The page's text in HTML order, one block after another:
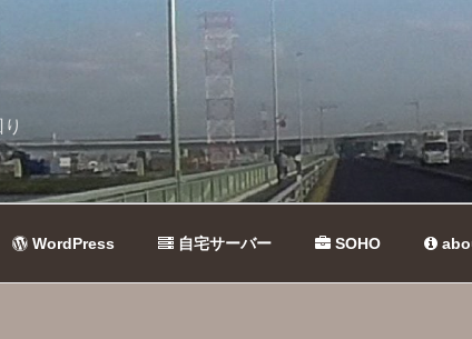
WordPress 自宅サーバー SOHO